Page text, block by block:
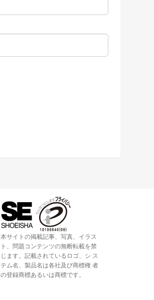
本サイトの掲載記事、写真、イラス
ト、問題コンテンツの無断転載を禁
じます。記載されているロゴ、シ ス
テム名、製品名は各社及び商標権 者
の登録商標あるいは商標です。